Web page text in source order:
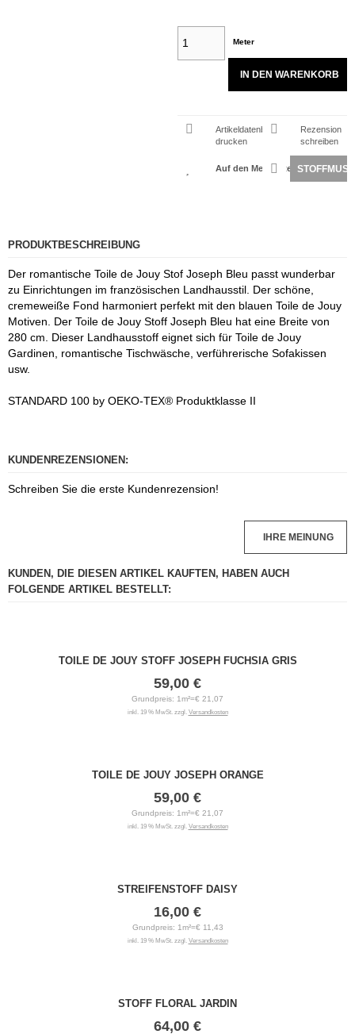
Meter
IN DEN WARENKORB
Artikeldatenblatt
drucken
Rezension
schreiben
PRODUKTBESCHREIBUNG
Der romantische Toile de Jouy Stof Joseph Bleu passt wunderbar
zu Einrichtungen im französischen Landhausstil. Der schöne,
cremeweiße Fond harmoniert perfekt mit den blauen Toile de Jouy
Motiven. Der Toile de Jouy Stoff Joseph Bleu hat eine Breite von
280 cm. Dieser Landhausstoff eignet sich für Toile de Jouy
Gardinen, romantische Tischwäsche, verführerische Sofakissen
usw.
STANDARD 100 by OEKO-TEX® Produktklasse II
KUNDENREZENSIONEN:
Schreiben Sie die erste Kundenrezension!
IHRE MEINUNG
KUNDEN, DIE DIESEN ARTIKEL KAUFTEN, HABEN AUCH
FOLGENDE ARTIKEL BESTELLT:
TOILE DE JOUY STOFF JOSEPH FUCHSIA GRIS
59,00 €
Grundpreis: 1m²=€ 21,07
inkl. 19 % MwSt. zzgl. Versandkosten
TOILE DE JOUY JOSEPH ORANGE
59,00 €
Grundpreis: 1m²=€ 21,07
inkl. 19 % MwSt. zzgl. Versandkosten
STREIFENSTOFF DAISY
16,00 €
Grundpreis: 1m²=€ 11,43
inkl. 19 % MwSt. zzgl. Versandkosten
STOFF FLORAL JARDIN
64,00 €